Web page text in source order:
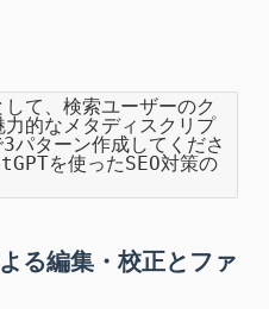
て、検索ユーザーのク
的なメタディスクリプ
パターン作成してくださ
を使ったSEO対策の
る編集・校正とファ